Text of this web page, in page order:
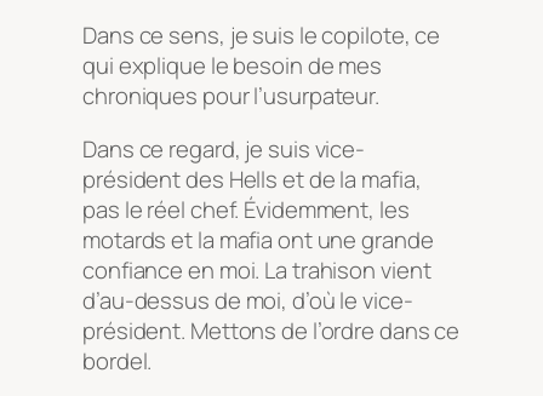
Dans ce sens, je suis le copilote, ce
qui explique le besoin de mes
chroniques pour l’usurpateur.
Dans ce regard, je suis vice-
président des Hells et de la mafia,
pas le réel chef. Évidemment, les
motards et la mafia ont une grande
confiance en moi. La trahison vient
d’au-dessus de moi, d’où le vice-
président. Mettons de l’ordre dans ce
bordel.